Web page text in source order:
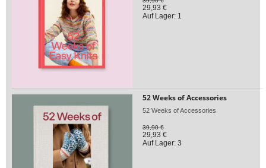
29,93 €
Auf Lager: 1
52 Weeks of Accessories
52 Weeks of Accessories
39,90 €
29,93 €
Auf Lager: 3